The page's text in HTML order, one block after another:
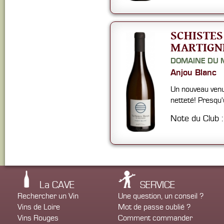
DOMAINE DU
Anjou Blanc
Un nouveau
netteté!
Note du Club
La CAVE
Rechercher un Vin
Vins de Loire
Vins Rouges
SERVICE
Une question, un conseil ?
Mot de passe oublié ?
Comment commander